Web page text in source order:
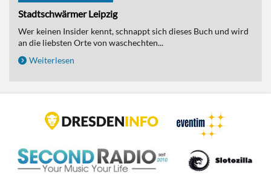
Stadtschwärmer Leipzig
Wer keinen Insider kennt, schnappt sich dieses Buch und wird
an die liebsten Orte von waschechten...
Weiterlesen